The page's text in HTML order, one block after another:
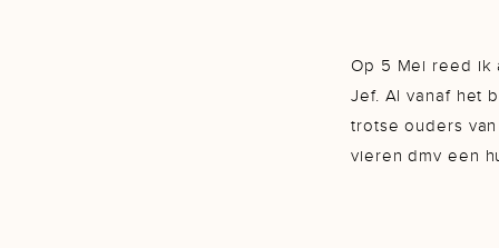
Op 5 Mei reed ik
Jef. Al vanaf het
trotse ouders
vieren dmv een